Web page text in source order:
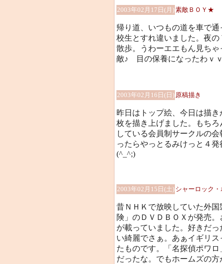
2003年02月17日(月)素敵ＢＯＹ★
帰り道、いつもの道を車で
校生とすれ違いました。夜
散歩。うわーエエもん見ち
敵♪ 目の保養になったわｖ
2003年02月16日(日) 原稿描き
昨日はトップ絵、今日は描
枚を描き上げました。もち
している会員制サークルの
ったらやっとるみけっと４
(^_^;)
2003年02月15日(土) シャーロック
昔ＮＨＫで放映していた外
険」のＤＶＤＢＯＸが発売
が載っていました。好きだ
い綺麗でさぁ。あぁイギリ
たものです。「名探偵ポワ
だったな。でもホームズの